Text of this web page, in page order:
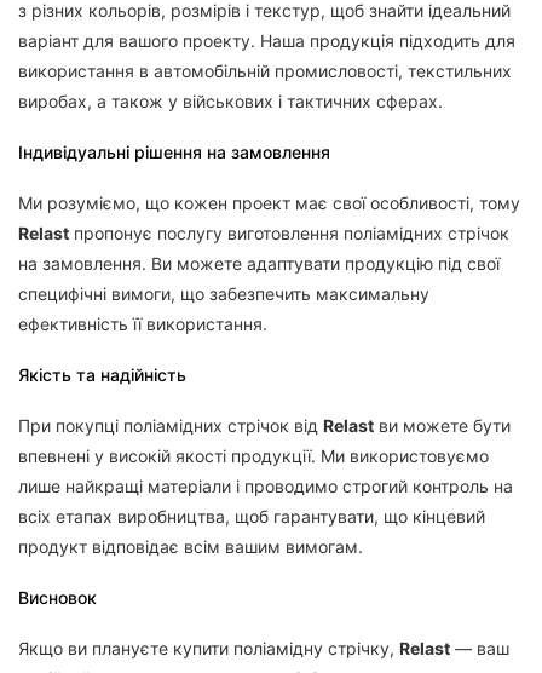
з різних кольорів, розмірів і текстур, щоб знайти ідеальний
варіант для вашого проекту. Наша продукція підходить для
використання в автомобільній промисловості, текстильних
виробах, а також у військових і тактичних сферах.
Індивідуальні рішення на замовлення
Ми розуміємо, що кожен проект має свої особливості, тому
Relast пропонує послугу виготовлення поліамідних стрічок
на замовлення. Ви можете адаптувати продукцію під свої
специфічні вимоги, що забезпечить максимальну
ефективність її використання.
Якість та надійність
При покупці поліамідних стрічок від Relast ви можете бути
впевнені у високій якості продукції. Ми використовуємо
лише найкращі матеріали і проводимо строгий контроль на
всіх етапах виробництва, щоб гарантувати, що кінцевий
продукт відповідає всім вашим вимогам.
Висновок
Якщо ви плануєте купити поліамідну стрічку, Relast — ваш